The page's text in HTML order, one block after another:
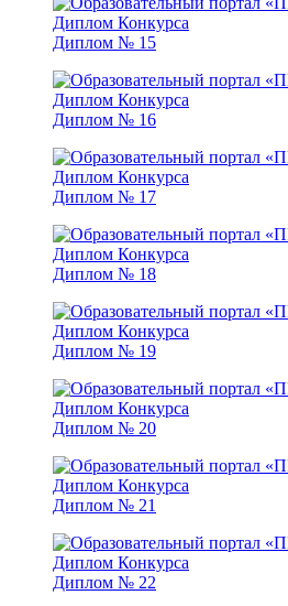
Диплом № 15
Диплом № 16
Диплом № 17
Диплом № 18
Диплом № 19
Диплом № 20
Диплом № 21
Диплом № 22